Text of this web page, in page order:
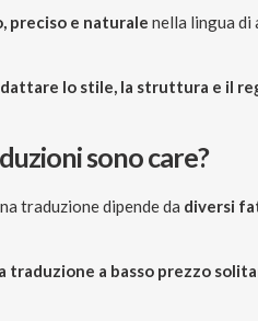
preciso e naturale nella lingua di
lo stile, la struttura e il
sono care?
traduzione dipende da diversi
traduzione a basso prezzo